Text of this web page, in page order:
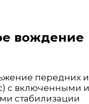
вождение
передних и
с включенными и
стабилизации